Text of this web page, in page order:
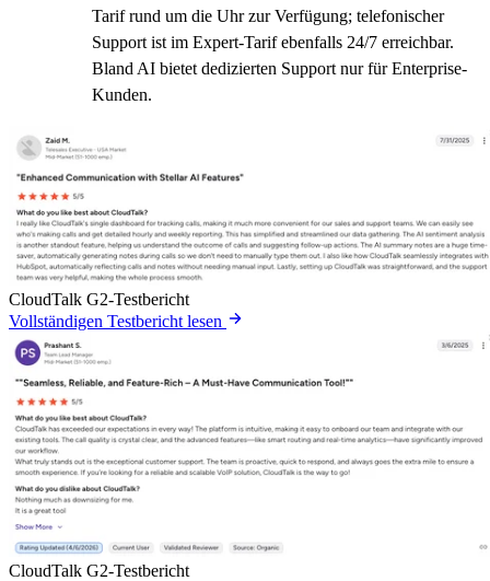
Tarif rund um die Uhr zur Verfügung; telefonischer
Support ist im Expert-Tarif ebenfalls 24/7 erreichbar.
Bland AI bietet dedizierten Support nur für Enterprise-
Kunden.
CloudTalk G2-Testbericht
Vollständigen Testbericht lesen
CloudTalk G2-Testbericht